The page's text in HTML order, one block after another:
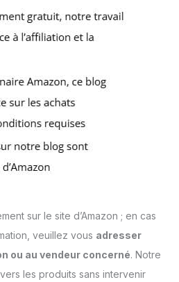
sur le site d’Amazon ; en cas
veuillez vous adresser
ou au vendeur concerné. Notre
les produits sans intervenir